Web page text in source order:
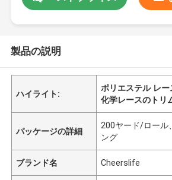
製品の説明
ハイライト:
ポリエステル レ
化学レースのトリ
パッケージの詳細
200ヤード/ロール
ング
ブランド名 Cheerslife